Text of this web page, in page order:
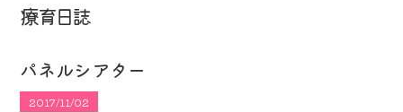
療育日誌
パネルシアター
2017/11/02